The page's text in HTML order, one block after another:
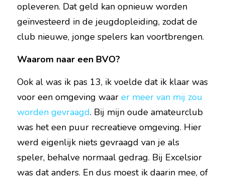
opleveren. Dat geld kan opnieuw worden
geïnvesteerd in de jeugdopleiding, zodat de
club nieuwe, jonge spelers kan voortbrengen.
Waarom naar een BVO?
Ook al was ik pas 13, ik voelde dat ik klaar was
voor een omgeving waar er meer van mij zou
worden gevraagd. Bij mijn oude amateurclub
was het een puur recreatieve omgeving. Hier
werd eigenlijk niets gevraagd van je als
speler, behalve normaal gedrag. Bij Excelsior
was dat anders. En dus moest ik daarin mee, of